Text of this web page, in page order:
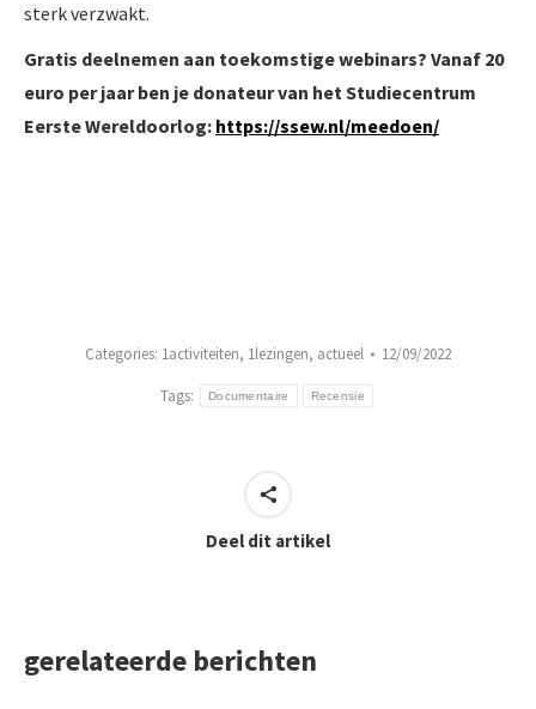
sterk verzwakt.
Gratis deelnemen aan toekomstige webinars? Vanaf 20
euro per jaar ben je donateur van het Studiecentrum
Eerste Wereldoorlog: https://ssew.nl/meedoen/
Categories: 1activiteiten, 1lezingen, actueel 12/09/2022
Tags: Documentaire Recensie
Deel dit artikel
gerelateerde berichten